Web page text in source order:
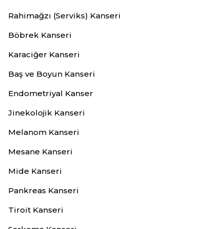
Rahimağzı (Serviks) Kanseri
Böbrek Kanseri
Karaciğer Kanseri
Baş ve Boyun Kanseri
Endometriyal Kanser
Jinekolojik Kanseri
Melanom Kanseri
Mesane Kanseri
Mide Kanseri
Pankreas Kanseri
Tiroit Kanseri